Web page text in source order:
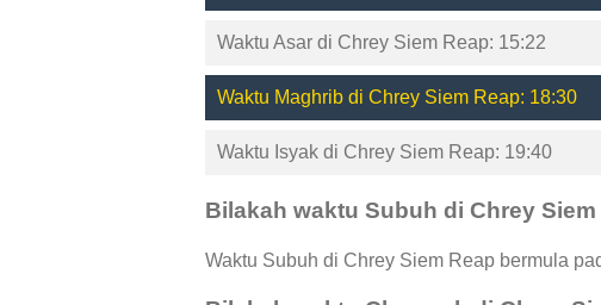
Waktu Asar di Chrey Siem Reap: 15:22
Waktu Maghrib di Chrey Siem Reap: 18:30
Waktu Isyak di Chrey Siem Reap: 19:40
Bilakah waktu Subuh di Chrey Siem
Waktu Subuh di Chrey Siem Reap bermula